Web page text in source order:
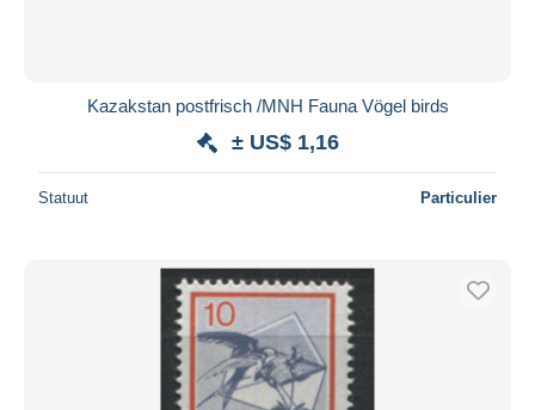
Kazakstan postfrisch /MNH Fauna Vögel birds
± US$ 1,16
Statuut Particulier